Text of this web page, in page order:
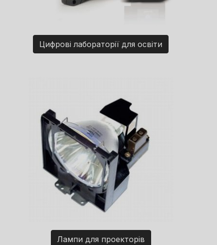
Цифрові лабораторії для освіти
Лампи для проекторів